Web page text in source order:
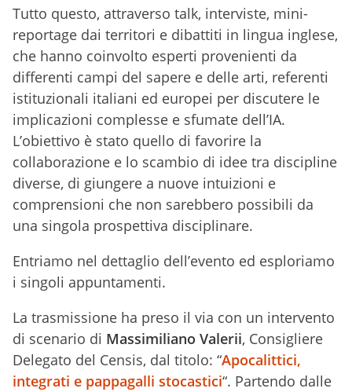
Tutto questo, attraverso talk, interviste, mini-
reportage dai territori e dibattiti in lingua inglese,
che hanno coinvolto esperti provenienti da
differenti campi del sapere e delle arti, referenti
istituzionali italiani ed europei per discutere le
implicazioni complesse e sfumate dell’IA.
L’obiettivo è stato quello di favorire la
collaborazione e lo scambio di idee tra discipline
diverse, di giungere a nuove intuizioni e
comprensioni che non sarebbero possibili da
una singola prospettiva disciplinare.
Entriamo nel dettaglio dell’evento ed esploriamo
i singoli appuntamenti.
La trasmissione ha preso il via con un intervento
di scenario di Massimiliano Valerii, Consigliere
Delegato del Censis, dal titolo: “Apocalittici,
integrati e pappagalli stocastici“. Partendo dalle